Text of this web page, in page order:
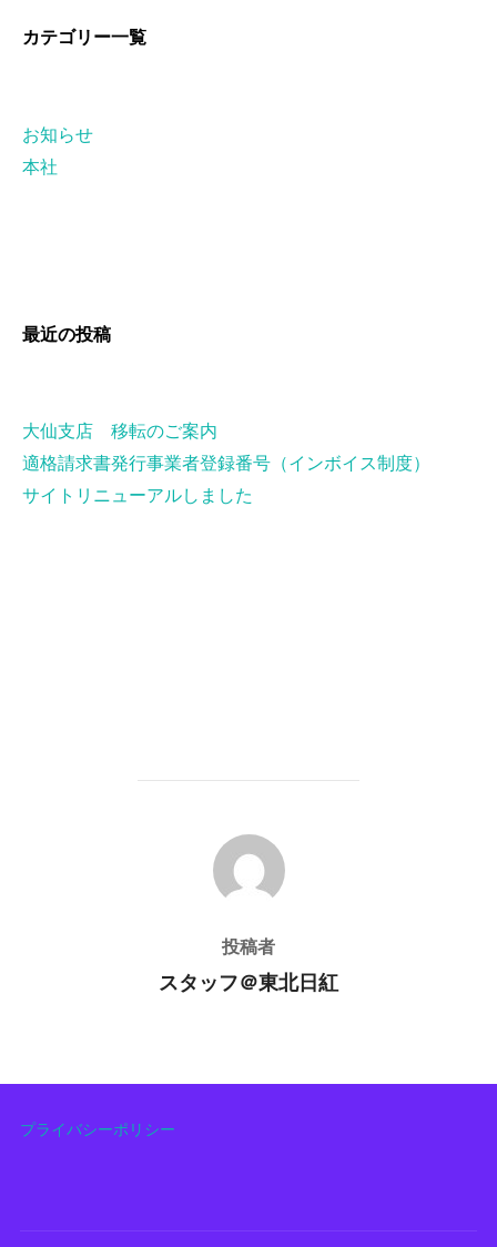
カテゴリー一覧
お知らせ
本社
最近の投稿
大仙支店 移転のご案内
適格請求書発行事業者登録番号（インボイス制度）
サイトリニューアルしました
投稿者
投稿者
スタッフ＠東北日紅
プライバシーポリシー